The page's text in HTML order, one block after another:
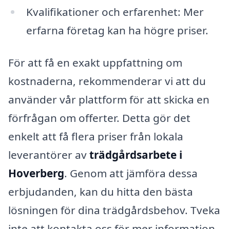
Kvalifikationer och erfarenhet: Mer
erfarna företag kan ha högre priser.
För att få en exakt uppfattning om
kostnaderna, rekommenderar vi att du
använder vår plattform för att skicka en
förfrågan om offerter. Detta gör det
enkelt att få flera priser från lokala
leverantörer avträdgårdsarbete i
Hoverberg. Genom att jämföra dessa
erbjudanden, kan du hitta den bästa
lösningen för dina trädgårdsbehov. Tveka